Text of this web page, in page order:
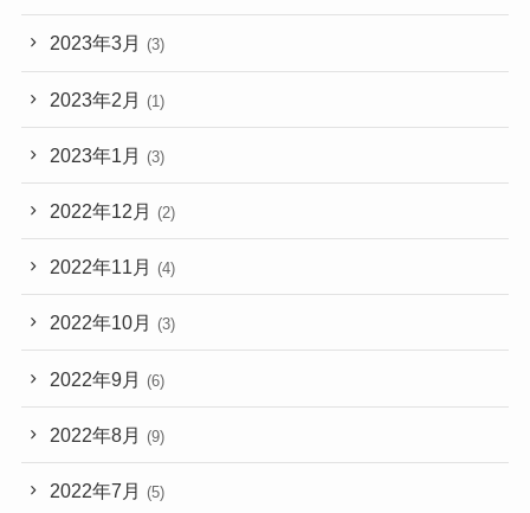
2023年3月 (3)
2023年2月 (1)
2023年1月 (3)
2022年12月 (2)
2022年11月 (4)
2022年10月 (3)
2022年9月 (6)
2022年8月 (9)
2022年7月 (5)